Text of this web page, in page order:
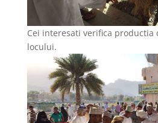
Cei interesati verifica productia
locului.